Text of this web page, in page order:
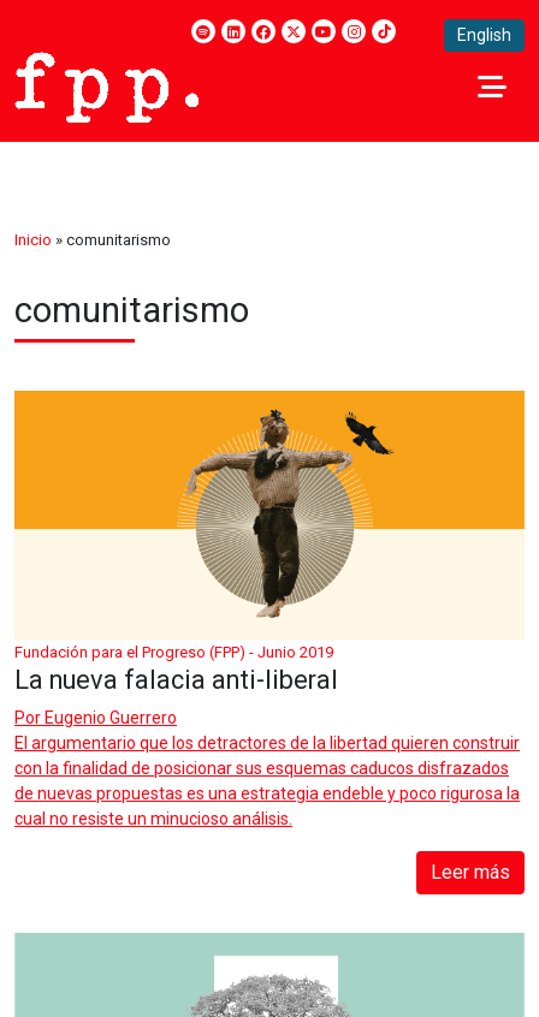
English
Inicio » comunitarismo
comunitarismo
Fundación para el Progreso (FPP) - Junio 2019
La nueva falacia anti-liberal
Por Eugenio Guerrero
El argumentario que los detractores de la libertad quieren construir
con la finalidad de posicionar sus esquemas caducos disfrazados
de nuevas propuestas es una estrategia endeble y poco rigurosa la
cual no resiste un minucioso análisis.
Leer más